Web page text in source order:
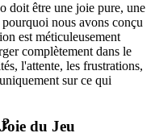
doit être une joie pure, une
nous avons conçu
est méticuleusement
complètement dans le
l'attente, les frustrations,
sur ce qui
du Jeu